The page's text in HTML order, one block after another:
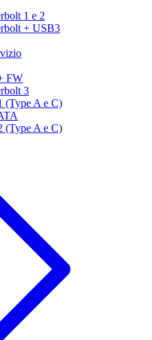
1 e 2
+ USB3
FW
3
(Type A e C)
(Type A e C)